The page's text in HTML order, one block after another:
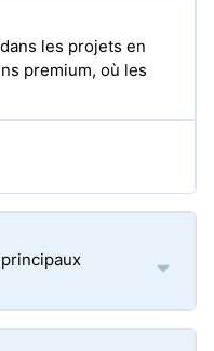
les projets en
premium, où les